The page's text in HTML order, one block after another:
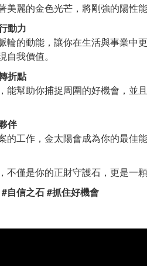
美麗的金色光芒，將剛強的陽性
動力
輪的動能，讓你在生活與事業中
我價值。
折點
能幫助你捕捉周圍的好機會，並
伴
的工作，金太陽會成為你的最佳
不僅是你的正財守護石，更是一
自信之石 #抓住好機會